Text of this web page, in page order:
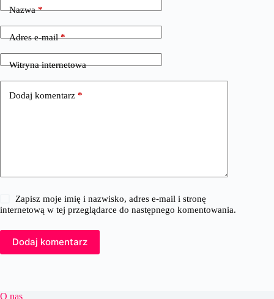
Nazwa*
Adres e-mail*
Witryna internetowa
Dodaj komentarz *
Zapisz moje imię i nazwisko, adres e-mail i stronę
internetową w tej przeglądarce do następnego komentowania.
Dodaj komentarz
O nas